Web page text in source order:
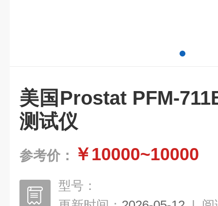
美国Prostat PFM-
测试仪
参考价： ￥10000~10000
型号：